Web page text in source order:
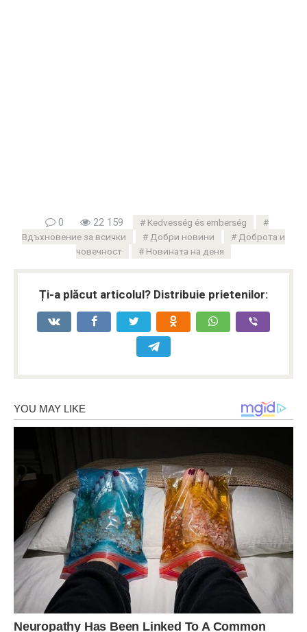
0 22 159
Kedvesség és emberség
Вдъхновение за всички
Добри новини
Доброта и
човечност
Новината на деня
Ți-a plăcut articolul? Distribuie prietenilor: